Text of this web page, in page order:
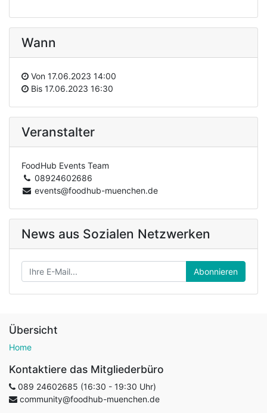
Wann
Von 17.06.2023 14:00
Bis 17.06.2023 16:30
Veranstalter
FoodHub Events Team
08924602686
events@foodhub-muenchen.de
News aus Sozialen Netzwerken
Abonnieren
Übersicht
Home
Kontaktiere das Mitgliederbüro
089 24602685 (16:30 - 19:30 Uhr)
community@foodhub-muenchen.de